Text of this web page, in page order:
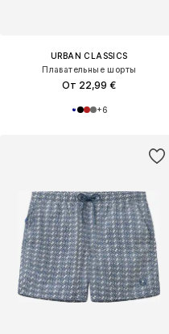
URBAN CLASSICS
Плавательные шорты
От 22,99 €
+6